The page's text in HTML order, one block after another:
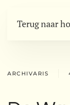
Terug naar
ARCHIVARIS